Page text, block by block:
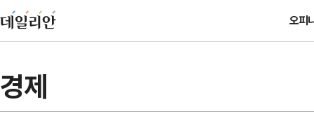
오피
경제